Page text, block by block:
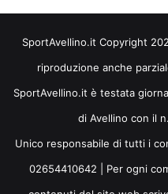
SportAvellino.it Copyright
riproduzione anche
SportAvellino.it è testata
di Avellino con il
Unico responsabile di tutti i
02654410642 | Per ogni